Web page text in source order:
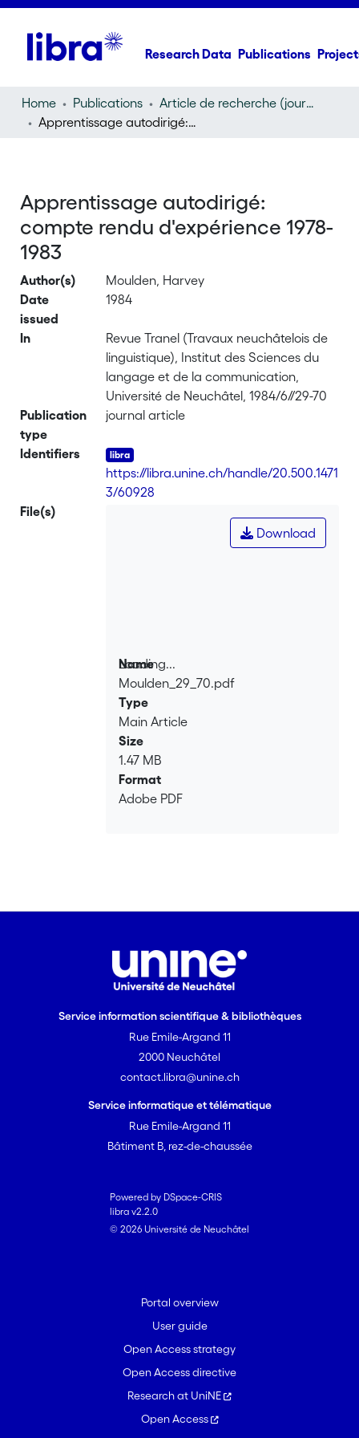
Research Data Publications
Home Publications
Article de recherche (journal article)
Apprentissage autodirigé: compte rendu d'expérience 1978-1983
Apprentissage autodirigé:
compte rendu d'expérience 1978-
1983
Author(s)
Moulden, Harvey
Date
issued
1984
In
Revue Tranel (Travaux neuchâtelois de
linguistique), Institut des Sciences du
langage et de la communication,
Université de Neuchâtel, 1984/6//29-70
Publication
type
journal article
Identifiers
https://libra.unine.ch/handle/20.500.1471
3/60928
File(s)
Loading...
Loading...
Download
Name
Moulden_29_70.pdf
Type
Main Article
Size
1.47 MB
Format
Adobe PDF
Service information scientifique & bibliothèques
Rue Emile-Argand 11
2000 Neuchâtel
contact.libra@unine.ch
Service informatique et télématique
Rue Emile-Argand 11
Bâtiment B, rez-de-chaussée
Powered by DSpace-CRIS
libra v2.2.0
© 2026 Université de Neuchâtel
Portal overview
User guide
Open Access strategy
Open Access directive
Research at UniNE
Open Access